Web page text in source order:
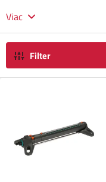
Viac
Filter